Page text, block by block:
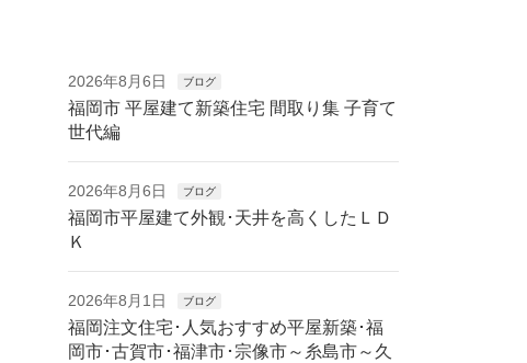
2026年8月6日 ブログ
福岡市 平屋建て新築住宅 間取り集 子育て
世代編
2026年8月6日 ブログ
福岡市平屋建て外観･天井を高くしたＬＤ
Ｋ
2026年8月1日 ブログ
福岡注文住宅･人気おすすめ平屋新築･福
岡市･古賀市･福津市･宗像市～糸島市～久